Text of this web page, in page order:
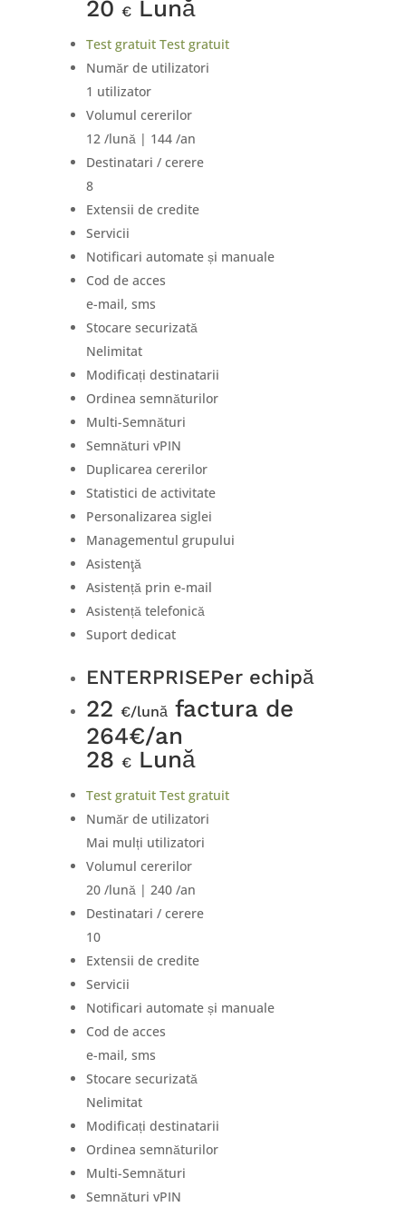
20 € Lună
Test gratuit Test gratuit
Număr de utilizatori
1 utilizator
Volumul cererilor
12 /lună | 144 /an
Destinatari / cerere
8
Extensii de credite
Servicii
Notificari automate și manuale
Cod de acces
e-mail, sms
Stocare securizată
Nelimitat
Modificați destinatarii
Ordinea semnăturilor
Multi-Semnături
Semnături vPIN
Duplicarea cererilor
Statistici de activitate
Personalizarea siglei
Managementul grupului
Asistenţă
Asistență prin e-mail
Asistență telefonică
Suport dedicat
ENTERPRISEPer echipă
22 €/lună factura de
264€/an
28 € Lună
Test gratuit Test gratuit
Număr de utilizatori
Mai mulți utilizatori
Volumul cererilor
20 /lună | 240 /an
Destinatari / cerere
10
Extensii de credite
Servicii
Notificari automate și manuale
Cod de acces
e-mail, sms
Stocare securizată
Nelimitat
Modificați destinatarii
Ordinea semnăturilor
Multi-Semnături
Semnături vPIN